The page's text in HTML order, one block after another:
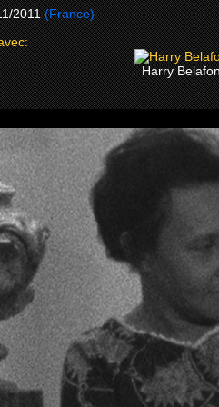
2011 (France)
Harry